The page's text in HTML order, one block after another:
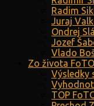
Radim
Juraj
Ondrej
Jozef
Vlado
Zo života
Výsledky
TOP